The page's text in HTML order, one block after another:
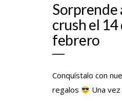
Sorprende
crush el 14
febrero
Conquístalo con
regalos
Una vez